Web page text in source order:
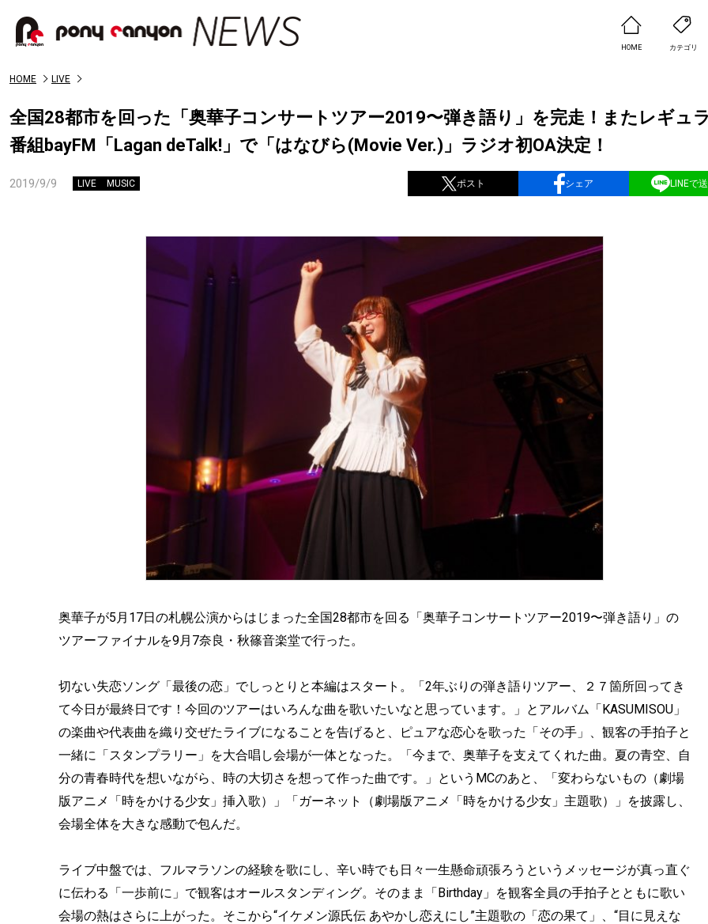
HOME カテゴリ
HOME LIVE
全国28都市を回った「奥華子コンサートツアー2019〜弾き語り」を完走！またレギュ
番組bayFM「Lagan deTalk!」で「はなびら(Movie Ver.)」ラジオ初OA決定！
2019/9/9 LIVE MUSIC ポスト シェア LINEで
奥華子が5月17日の札幌公演からはじまった全国28都市を回る「奥華子コンサートツアー2019〜弾き語り」の
ツアーファイナルを9月7奈良・秋篠音楽堂で行った。
切ない失恋ソング「最後の恋」でしっとりと本編はスタート。「2年ぶりの弾き語りツアー、２７箇所回ってき
て今日が最終日です！今回のツアーはいろんな曲を歌いたいなと思っています。」とアルバム「KASUMISOU」
の楽曲や代表曲を織り交ぜたライブになることを告げると、ピュアな恋心を歌った「その手」、観客の手拍子と
一緒に「スタンプラリー」を大合唱し会場が一体となった。「今まで、奥華子を支えてくれた曲。夏の青空、自
分の青春時代を想いながら、時の大切さを想って作った曲です。」というMCのあと、「変わらないもの（劇場
版アニメ「時をかける少女」挿入歌）」「ガーネット（劇場版アニメ「時をかける少女」主題歌）」を披露し、
会場全体を大きな感動で包んだ。
ライブ中盤では、フルマラソンの経験を歌にし、辛い時でも日々一生懸命頑張ろうというメッセージが真っ直ぐ
に伝わる「一歩前に」で観客はオールスタンディング。そのまま「Birthday」を観客全員の手拍子とともに歌い
会場の熱はさらに上がった。そこから“イケメン源氏伝 あやかし恋えにし”主題歌の「恋の果て」、“目に見えな